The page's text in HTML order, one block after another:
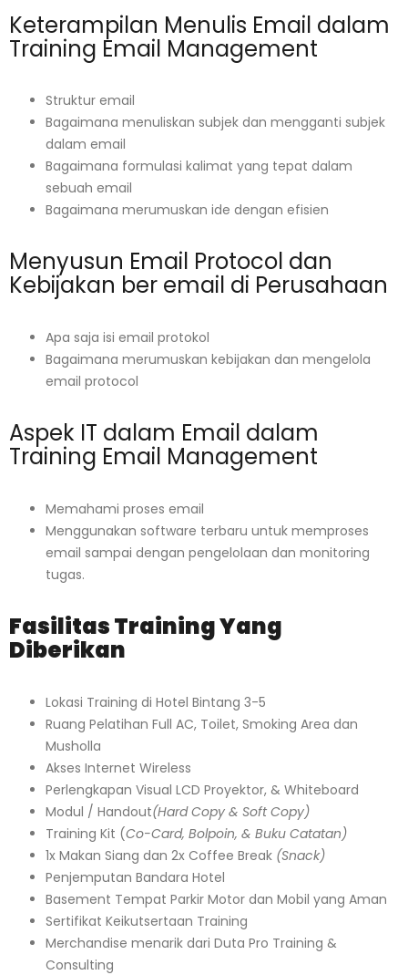
Keterampilan Menulis Email dalam
Training Email Management
Struktur email
Bagaimana menuliskan subjek dan mengganti subjek
dalam email
Bagaimana formulasi kalimat yang tepat dalam
sebuah email
Bagaimana merumuskan ide dengan efisien
Menyusun Email Protocol dan
Kebijakan ber email di Perusahaan
Apa saja isi email protokol
Bagaimana merumuskan kebijakan dan mengelola
email protocol
Aspek IT dalam Email dalam
Training Email Management
Memahami proses email
Menggunakan software terbaru untuk memproses
email sampai dengan pengelolaan dan monitoring
tugas.
Fasilitas Training Yang
Diberikan
Lokasi Training di Hotel Bintang 3-5
Ruang Pelatihan Full AC, Toilet, Smoking Area dan
Musholla
Akses Internet Wireless
Perlengkapan Visual LCD Proyektor, & Whiteboard
Modul / Handout(Hard Copy & Soft Copy)
Training Kit (Co-Card, Bolpoin, & Buku Catatan)
1x Makan Siang dan 2x Coffee Break (Snack)
Penjemputan Bandara Hotel
Basement Tempat Parkir Motor dan Mobil yang Aman
Sertifikat Keikutsertaan Training
Merchandise menarik dari Duta Pro Training &
Consulting